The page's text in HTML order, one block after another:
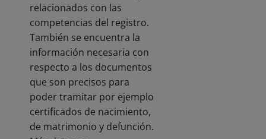
relacionados con las
competencias del registro.
También se encuentra la
información necesaria con
respecto a los documentos
que son precisos para
poder tramitar por ejemplo
certificados de nacimiento,
de matrimonio y defunción.